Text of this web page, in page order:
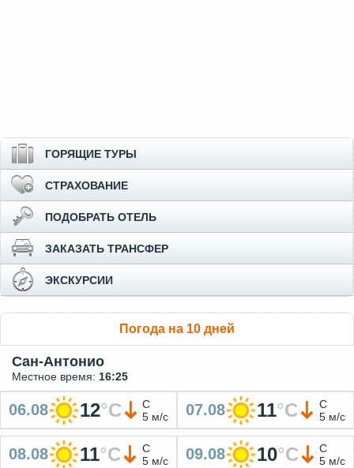
ГОРЯЩИЕ ТУРЫ
СТРАХОВАНИЕ
ПОДОБРАТЬ ОТЕЛЬ
ЗАКАЗАТЬ ТРАНСФЕР
ЭКСКУРСИИ
Погода на 10 дней
Сан-Антонио
Местное время: 16:25
06.08 12°C
С
5 м/с
07.08 11°C
С
5 м/с
08.08 11°C
С
5 м/с
09.08 10°C
С
5 м/с